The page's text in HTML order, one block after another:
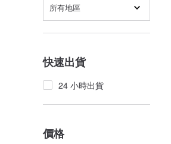
所有地區
快速出貨
24 小時出貨
價格